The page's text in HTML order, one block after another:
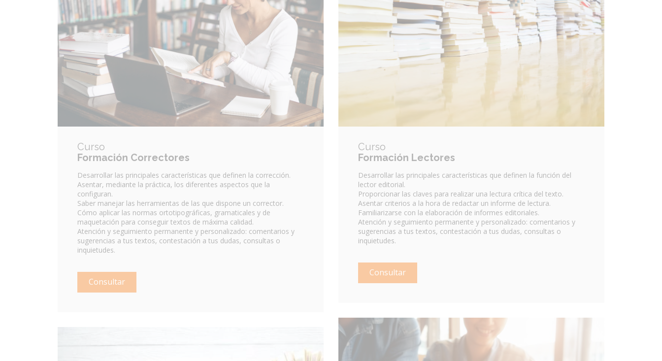
Curso
Formación Correctores
Desarrollar las principales características que definen la corrección.
Asentar, mediante la práctica, los diferentes aspectos que la
configuran.
Saber manejar las herramientas de las que dispone un corrector.
Cómo aplicar las normas ortotipográficas, gramaticales y de
maquetación para conseguir textos de máxima calidad.
Atención y seguimiento permanente y personalizado: comentarios y
sugerencias a tus textos, contestación a tus dudas, consultas o
inquietudes.
Consultar
Curso
Formación Lectores
Desarrollar las principales características que definen la función del
lector editorial.
Proporcionar las claves para realizar una lectura crítica del texto.
Asentar criterios a la hora de redactar un informe de lectura.
Familiarizarse con la elaboración de informes editoriales.
Atención y seguimiento permanente y personalizado: comentarios y
sugerencias a tus textos, contestación a tus dudas, consultas o
inquietudes.
Consultar